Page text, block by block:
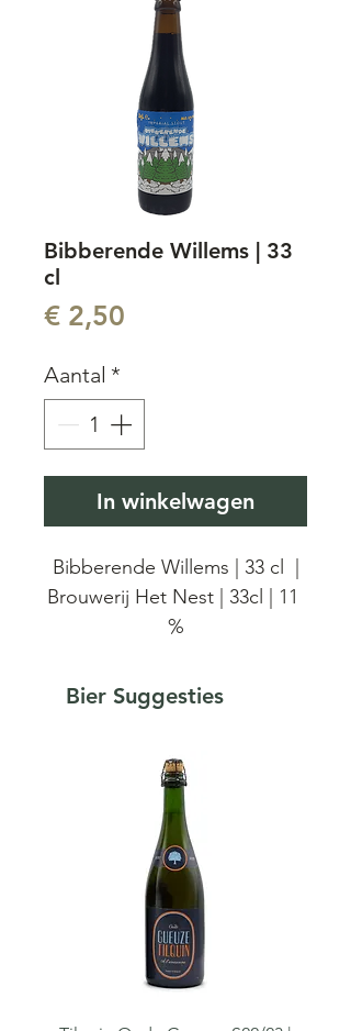
Bibberende Willems | 33
cl
€ 2,50
Aantal *
In winkelwagen
Bibberende Willems | 33 cl |
Brouwerij Het Nest | 33cl | 11
%
Kerst Bier - Bibberende
Willems. Een stevige imperial
Het Nest ter aangelegheid
van 60 jaar bierhandel
Willems.
Bier Suggesties